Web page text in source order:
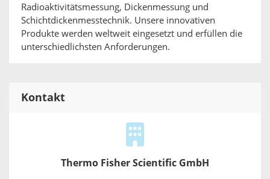
Radioaktivitätsmessung, Dickenmessung und
Schichtdickenmesstechnik. Unsere innovativen
Produkte werden weltweit eingesetzt und erfüllen die
unterschiedlichsten Anforderungen.
Kontakt
Thermo Fisher Scientific GmbH